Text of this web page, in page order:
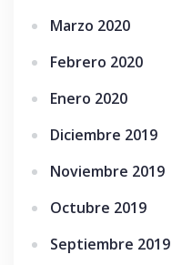
Marzo 2020
Febrero 2020
Enero 2020
Diciembre 2019
Noviembre 2019
Octubre 2019
Septiembre 2019